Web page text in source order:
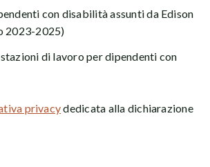
con disabilità assunti da Edison
2023-2025)
di lavoro per dipendenti con
privacydedicata alla dichiarazione